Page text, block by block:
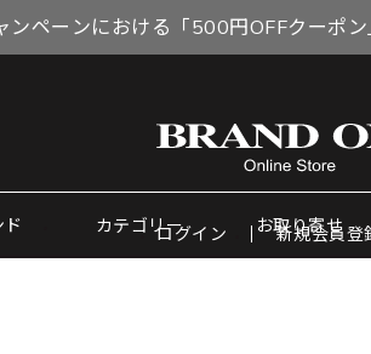
ンペーンにおける「500円OFFクーポ
ド カテゴリー お取り寄せ
ログイン 新規会員登